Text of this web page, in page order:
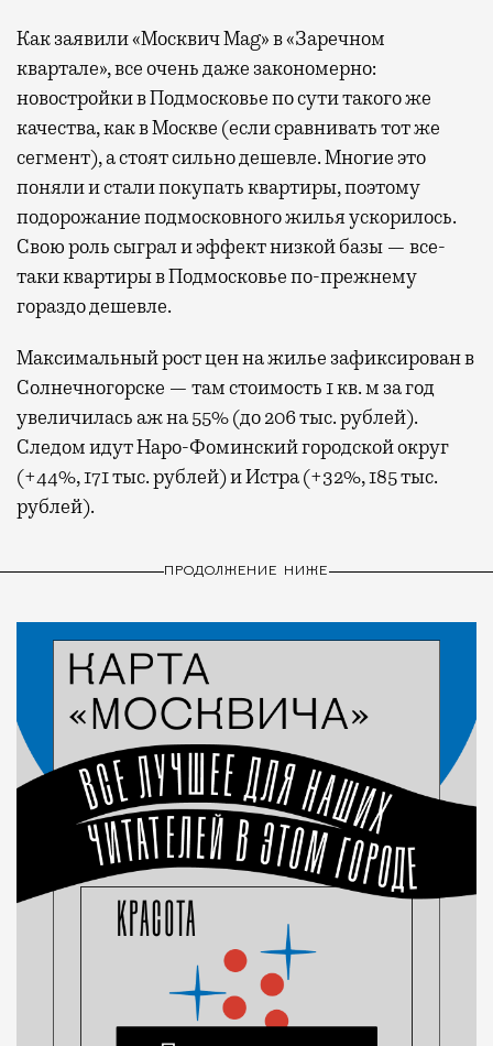
Как заявили «Москвич Mag» в «Заречном
квартале», все очень даже закономерно:
новостройки в Подмосковье по сути такого же
качества, как в Москве (если сравнивать тот же
сегмент), а стоят сильно дешевле. Многие это
поняли и стали покупать квартиры, поэтому
подорожание подмосковного жилья ускорилось.
Свою роль сыграл и эффект низкой базы — все-
таки квартиры в Подмосковье по-прежнему
гораздо дешевле.
Максимальный рост цен на жилье зафиксирован в
Солнечногорске — там стоимость 1 кв. м за год
увеличилась аж на 55% (до 206 тыс. рублей).
Следом идут Наро-Фоминский городской округ
(+44%, 171 тыс. рублей) и Истра (+32%, 185 тыс.
рублей).
ПРОДОЛЖЕНИЕ НИЖЕ